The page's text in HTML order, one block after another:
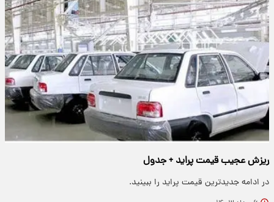
ریزش عجیب قیمت پراید + جدول
در ادامه جدیدترین قیمت پراید را ببینید.